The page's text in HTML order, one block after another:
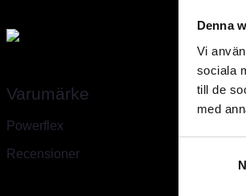
Denna
Vi
sociala
till de
med
Varumärke
Powerflex
Recensioner